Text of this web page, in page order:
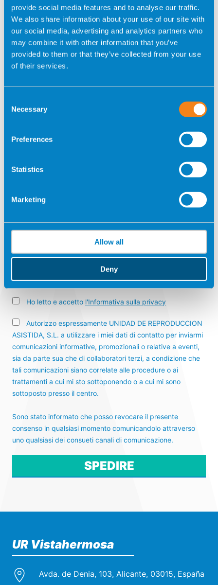
provide social media features and to analyse our traffic.
We also share information about your use of our site with
our social media, advertising and analytics partners who
may combine it with other information that you’ve
provided to them or that they’ve collected from your use
of their services.
Selection
Necessary
Preferences
Statistics
Marketing
Allow all
Deny
Por favor, prueba que eres humano
seleccionando elárbol.
Ho letto e accetto l'Informativa sulla privacy
Autorizzo espressamente UNIDAD DE REPRODUCCION
ASISTIDA, S.L. a utilizzare i miei dati di contatto per inviarmi
comunicazioni informative, promozionali o relative a eventi,
sia da parte sua che di collaboratori terzi, a condizione che
tali comunicazioni siano correlate alle procedure o ai
trattamenti a cui mi sto sottoponendo o a cui mi sono
sottoposto presso il centro.
Sono stato informato che posso revocare il presente
consenso in qualsiasi momento comunicandolo attraverso
uno qualsiasi dei consueti canali di comunicazione.
UR Vistahermosa
Avda. de Denia, 103, Alicante, 03015, España